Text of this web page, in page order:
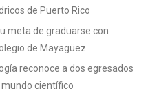
de Puerto Rico
meta de graduarse con
de Mayagüez
reconoce a dos egresados
científico